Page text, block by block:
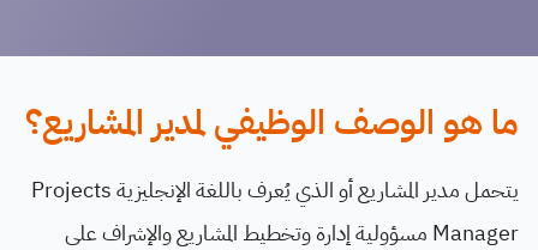
ما هو الوصف الوظيفي لمدير المشاريع؟
يتحمل مدير المشاريع أو الذي يُعرف باللغة الإنجليزية Projects
Manager مسؤولية إدارة وتخطيط المشاريع والإشراف على